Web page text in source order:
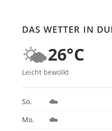
DAS WETTER IN
🌤️26°C
Leicht bewölkt
So. ☁️
Mo.
☁️